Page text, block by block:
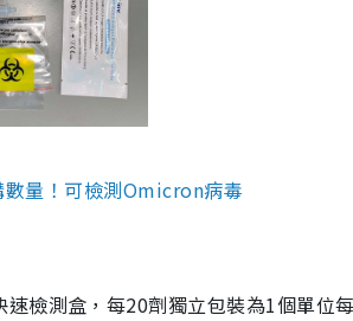
量！可檢測Omicron病毒
檢測盒，每20劑獨立包裝為1個單位